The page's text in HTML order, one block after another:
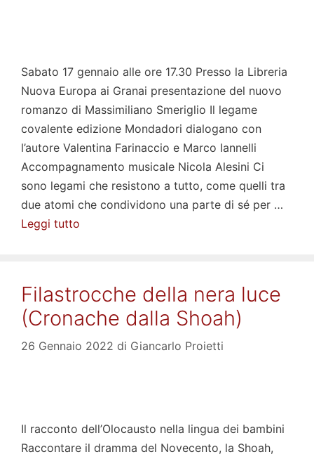
Sabato 17 gennaio alle ore 17.30 Presso la Libreria
Nuova Europa ai Granai presentazione del nuovo
romanzo di Massimiliano Smeriglio Il legame
covalente edizione Mondadori dialogano con
l’autore Valentina Farinaccio e Marco Iannelli
Accompagnamento musicale Nicola Alesini Ci
sono legami che resistono a tutto, come quelli tra
due atomi che condividono una parte di sé per …
Leggi tutto
Filastrocche della nera luce
(Cronache dalla Shoah)
26 Gennaio 2022 di Giancarlo Proietti
Il racconto dell’Olocausto nella lingua dei bambini
Raccontare il dramma del Novecento, la Shoah,